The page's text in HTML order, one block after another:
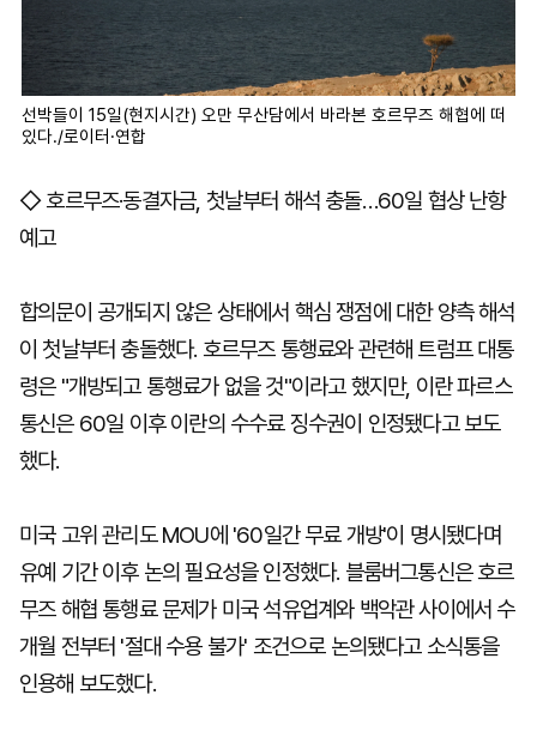
선박들이 15일(현지시간) 오만 무산담에서 바라본 호르무즈 해협에 떠
있다./로이터·연합
◇ 호르무즈·동결자금, 첫날부터 해석 충돌…60일 협상 난항
예고
합의문이 공개되지 않은 상태에서 핵심 쟁점에 대한 양측 해석
이 첫날부터 충돌했다. 호르무즈 통행료와 관련해 트럼프 대통
령은 "개방되고 통행료가 없을 것"이라고 했지만, 이란 파르스
통신은 60일 이후 이란의 수수료 징수권이 인정됐다고 보도
했다.
미국 고위 관리도 MOU에 '60일간 무료 개방'이 명시됐다며
유예 기간 이후 논의 필요성을 인정했다. 블룸버그통신은 호르
무즈 해협 통행료 문제가 미국 석유업계와 백악관 사이에서 수
개월 전부터 '절대 수용 불가' 조건으로 논의됐다고 소식통을
인용해 보도했다.